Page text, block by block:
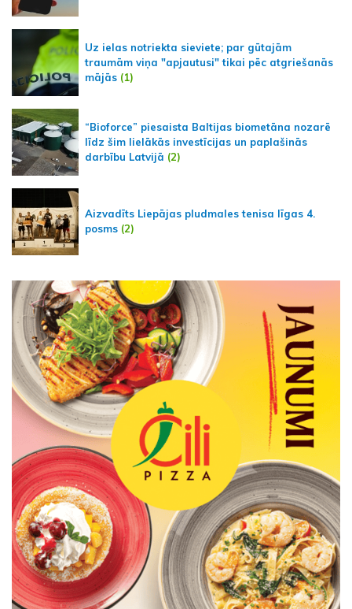
Uz ielas notriekta sieviete; par gūtajām
traumām viņa "apjautusi" tikai pēc atgriešanās
mājās (1)
“Bioforce” piesaista Baltijas biometāna nozarē
līdz šim lielākās investīcijas un paplašinās
darbību Latvijā (2)
Aizvadīts Liepājas pludmales tenisa līgas 4.
posms (2)